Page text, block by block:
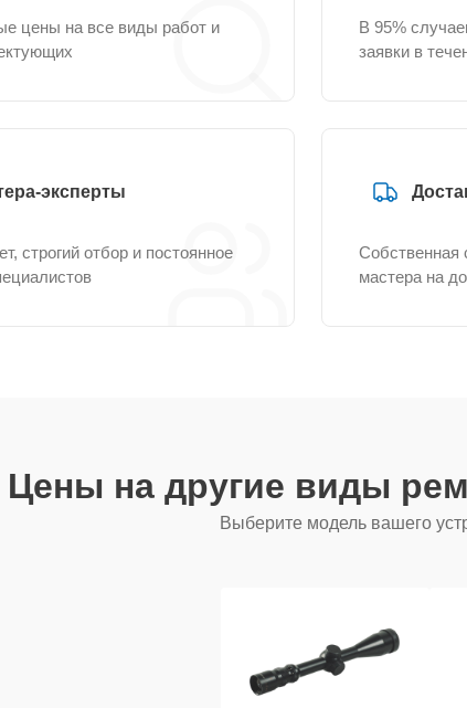
цены на все виды работ и
В 95%
заявки в
эксперты
строгий отбор и постоянное
Собственная
мастера на
Цены на другие виды
Выберите модель вашего